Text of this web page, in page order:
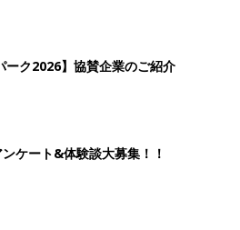
ーク2026】協賛企業のご紹介
ケート&体験談大募集！！